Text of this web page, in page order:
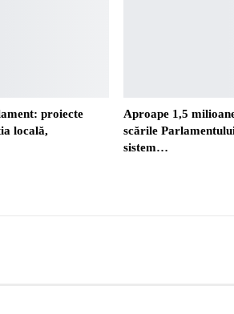
proiecte
locală,
Aproape 1,5
scările
sistem…